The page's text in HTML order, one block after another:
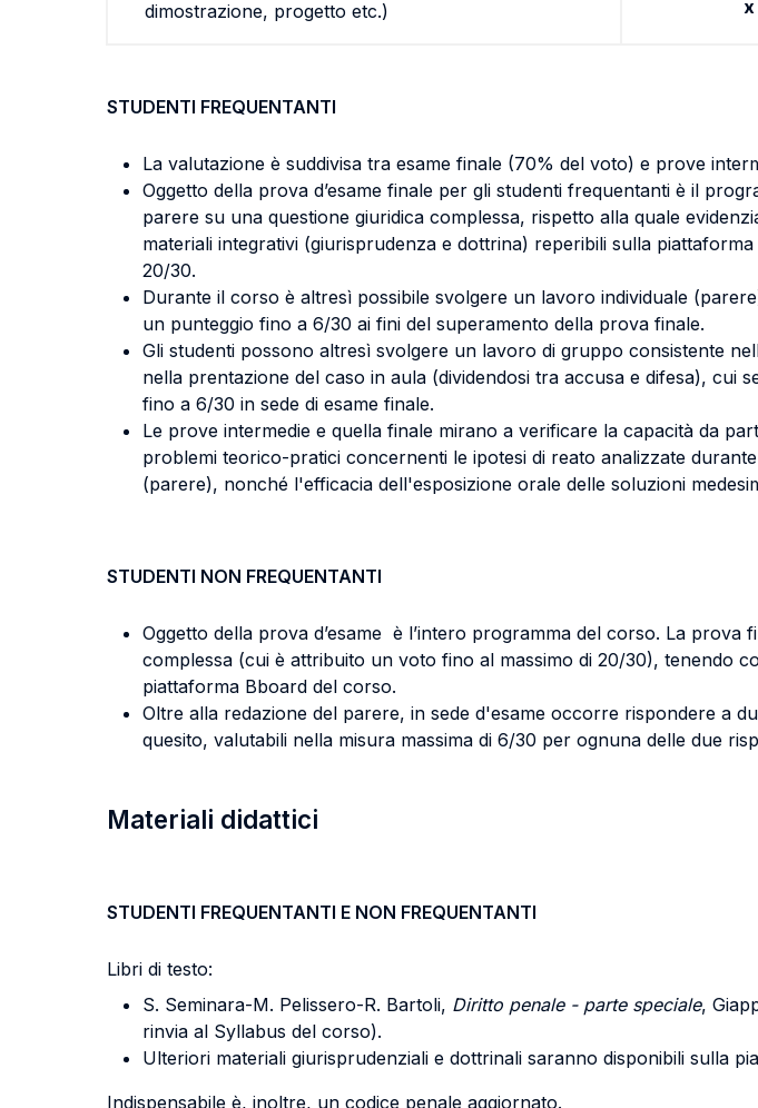
dimostrazione, progetto etc.)
x
STUDENTI FREQUENTANTI
La valutazione è suddivisa tra esame finale (70% del voto) e prove
Oggetto della prova d’esame finale per gli studenti frequentanti è il
parere su una questione giuridica complessa, rispetto alla quale
materiali integrativi (giurisprudenza e dottrina) reperibili sulla
20/30.
Durante il corso è altresì possibile svolgere un lavoro individuale
un punteggio fino a 6/30 ai fini del superamento della prova finale.
Gli studenti possono altresì svolgere un lavoro di gruppo consistente
nella prentazione del caso in aula (dividendosi tra accusa e difesa), cui
fino a 6/30 in sede di esame finale.
Le prove intermedie e quella finale mirano a verificare la capacità da
problemi teorico-pratici concernenti le ipotesi di reato analizzate
(parere), nonché l'efficacia dell'esposizione orale delle soluzioni
STUDENTI NON FREQUENTANTI
Oggetto della prova d’esame è l’intero programma del corso. La
complessa (cui è attribuito un voto fino al massimo di 20/30), tenendo
piattaforma Bboard del corso.
Oltre alla redazione del parere, in sede d'esame occorre rispondere a
quesito, valutabili nella misura massima di 6/30 per ognuna delle due
Materiali didattici
STUDENTI FREQUENTANTI E NON FREQUENTANTI
Libri di testo:
S. Seminara-M. Pelissero-R. Bartoli, Diritto penale - parte speciale,
rinvia al Syllabus del corso).
Ulteriori materiali giurisprudenziali e dottrinali saranno disponibili sulla
Indispensabile è, inoltre, un codice penale aggiornato.